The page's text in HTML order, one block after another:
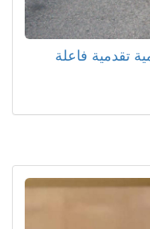
تقدمية فاعلة